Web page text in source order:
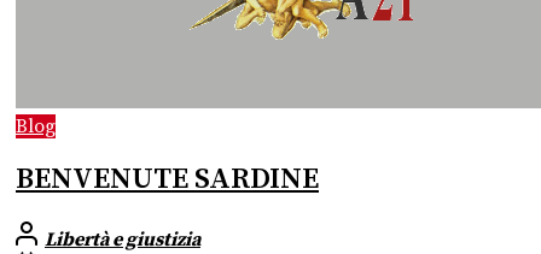
Blog
BENVENUTE SARDINE
Libertà e giustizia